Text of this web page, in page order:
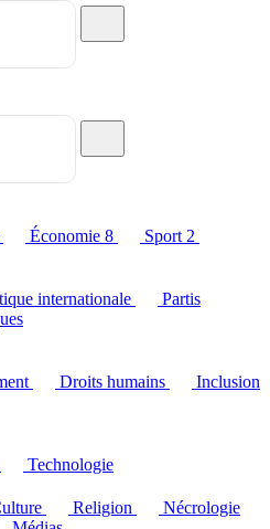
Économie 8 Sport 2
internationale
Partis
Droits humains
Inclusion
Technologie
Religion
Nécrologie